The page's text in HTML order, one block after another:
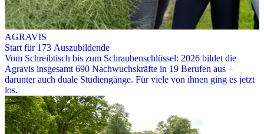
AGRAVIS
Start für 173 Auszubildende
Vom Schreibtisch bis zum Schraubenschlüssel: 2026 bildet die
Agravis insgesamt 690 Nachwuchskräfte in 19 Berufen aus –
darunter auch duale Studiengänge. Für viele von ihnen ging es jetzt
los.